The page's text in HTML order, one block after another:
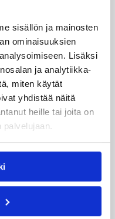
sisällön ja mainosten
ominaisuuksien
Lisäksi
ja analytiikka-
miten käytät
yhdistää näitä
heille tai joita on
palvelujaan.
alkaa
konseptin
ja syventää